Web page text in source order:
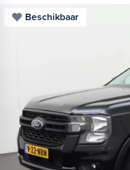
Beschikbaar